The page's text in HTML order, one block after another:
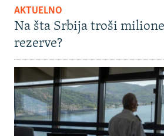
AKTUELNO
Na šta Srbija troši
rezerve?